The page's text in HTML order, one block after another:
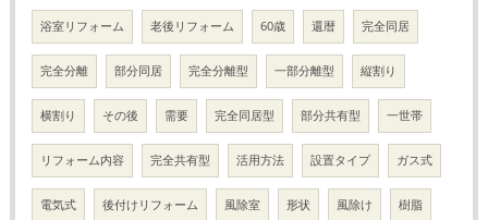
浴室リフォーム 老後リフォーム 60歳 還暦 完全同居
完全分離 部分同居 完全分離型 一部分離型 縦割り
横割り その後 需要 完全同居型 部分共有型 一世帯
リフォーム内容 完全共有型 活用方法 設置タイプ ガス式
電気式 後付けリフォーム 風除室 形状 風除け 樹脂